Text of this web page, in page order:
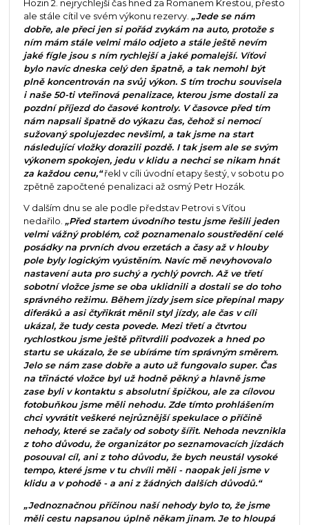
Hozin 2. nejrychlejší čas hned za Romanem Krestou, přesto
ale stále cítil ve svém výkonu rezervy. „Jede se nám
dobře, ale přeci jen si pořád zvykám na auto, protože s
ním mám stále velmi málo odjeto a stále ještě nevím
jaké fígle jsou s ním rychlejší a jaké pomalejší. Víťovi
bylo navíc dneska celý den špatně, a tak nemohl být
plně koncentrován na svůj výkon. S tím trochu souvisela
i naše 50-ti vteřinová penalizace, kterou jsme dostali za
pozdní příjezd do časové kontroly. V časovce před tím
nám napsali špatně do výkazu čas, čehož si nemocí
sužovaný spolujezdec nevšiml, a tak jsme na start
následující vložky dorazili pozdě. I tak jsem ale se svým
výkonem spokojen, jedu v klidu a nechci se nikam hnát
za každou cenu,“řekl v cíli úvodní etapy šestý, v sobotu po
zpětně započtené penalizaci až osmý Petr Hozák.
V dalším dnu se ale podle představ Petrovi s Víťou
nedařilo. „Před startem úvodního testu jsme řešili jeden
velmi vážný problém, což poznamenalo soustředění celé
posádky na prvních dvou erzetách a časy až v hlouby
pole byly logickým vyústěním. Navíc mě nevyhovovalo
nastavení auta pro suchý a rychlý povrch. Až ve třetí
sobotní vložce jsme se oba uklidnili a dostali se do toho
správného režimu. Během jízdy jsem sice přepínal mapy
diferáků a asi čtyřikrát měnil styl jízdy, ale čas v cíli
ukázal, že tudy cesta povede. Mezi třetí a čtvrtou
rychlostkou jsme ještě přitvrdili podvozek a hned po
startu se ukázalo, že se ubíráme tím správným směrem.
Jelo se nám zase dobře a auto už fungovalo super. Čas
na třinácté vložce byl už hodně pěkný a hlavně jsme
zase byli v kontaktu s absolutní špičkou, ale za cílovou
fotobuňkou jsme měli nehodu. Zde tímto prohlášením
chci vyvrátit veškeré nejrůznější spekulace o příčině
nehody, které se začaly od soboty šířit. Nehoda nevznikla
z toho důvodu, že organizátor po seznamovacích jízdách
posouval cíl, ani z toho důvodu, že bych neustál vysoké
tempo, které jsme v tu chvíli měli - naopak jeli jsme v
klidu a v pohodě - a ani z žádných dalších důvodů.“
„Jednoznačnou příčinou naší nehody bylo to, že jsme
měli cestu napsanou úplně někam jinam. Je to hloupá